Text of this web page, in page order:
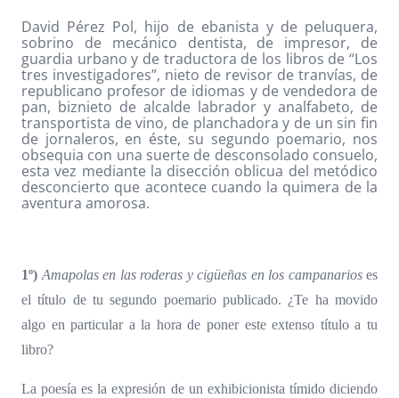
David Pérez Pol, hijo de ebanista y de peluquera,
sobrino de mecánico dentista, de impresor, de
guardia urbano y de traductora de los libros de “Los
tres investigadores”, nieto de revisor de tranvías, de
republicano profesor de idiomas y de vendedora de
pan, biznieto de alcalde labrador y analfabeto, de
transportista de vino, de planchadora y de un sin fin
de jornaleros, en éste, su segundo poemario, nos
obsequia con una suerte de desconsolado consuelo,
esta vez mediante la disección oblicua del metódico
desconcierto que acontece cuando la quimera de la
aventura amorosa.
1º) Amapolas en las roderas y cigüeñas en los campanarioses
el título de tu segundo poemario publicado. ¿Te ha movido
algo en particular a la hora de poner este extenso título a tu
libro?
La poesía es la expresión de un exhibicionista tímido diciendo